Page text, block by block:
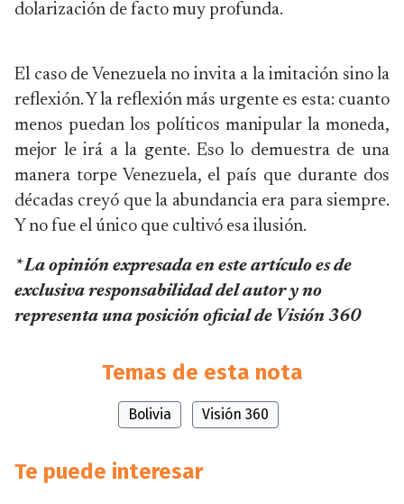
dolarización de facto muy profunda.
El caso de Venezuela no invita a la imitación sino la
reflexión. Y la reflexión más urgente es esta: cuanto
menos puedan los políticos manipular la moneda,
mejor le irá a la gente. Eso lo demuestra de una
manera torpe Venezuela, el país que durante dos
décadas creyó que la abundancia era para siempre.
Y no fue el único que cultivó esa ilusión.
* La opinión expresada en este artículo es de
exclusiva responsabilidad del autor y no
representa una posición oficial de Visión 360
Temas de esta nota
Bolivia Visión 360
Te puede interesar